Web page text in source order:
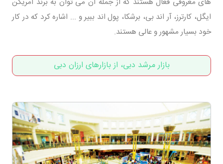
ایگل، کارترز، آر اند بی، برشکا، پول اند ببیر و ... اشاره کرد که در کار
خود بسیار مشهور و عالی هستند.
بازار مرشد دبی، از بازارهای ارزان دبی